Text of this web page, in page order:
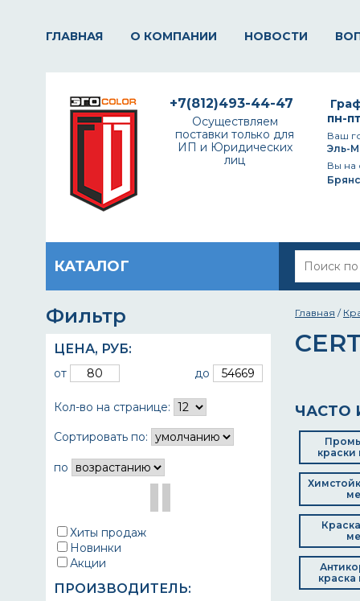
ГЛАВНАЯ О КОМПАНИИ НОВОСТИ
пн-
Ваш
Эль-
Вы на
+7(812)493-44-47
Осуществляем
поставки только для
ИП и Юридических
лиц
КАТАЛОГ
Фильтр
ЦЕНА, РУБ:
от до
Кол-во на странице:
Сортировать по:
по
Хиты продаж
Новинки
Акции
ПРОИЗВОДИТЕЛЬ:
Главная /
ЧАСТО
краски
краска